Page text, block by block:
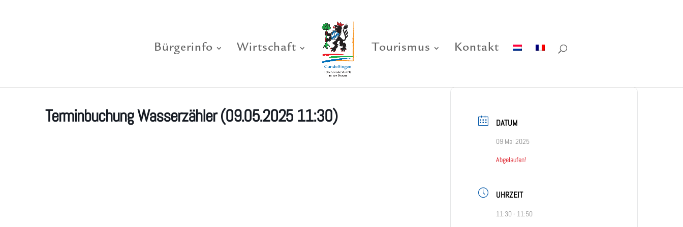
Bürgerinfo Wirtschaft Tourismus Kontakt
Terminbuchung Wasserzähler (09.05.2025 11:30) DATUM
09 Mai 2025
Abgelaufen!
UHRZEIT
11:30 - 11:50